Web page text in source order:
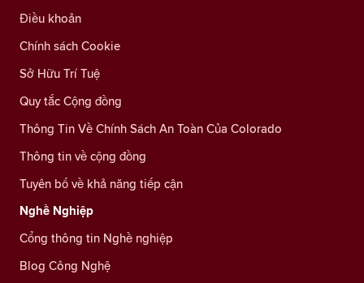
Điều khoản
Chính sách Cookie
Sở Hữu Trí Tuệ
Quy tắc Cộng đồng
Thông Tin Về Chính Sách An Toàn Của Colorado
Thông tin về cộng đồng
Tuyên bố về khả năng tiếp cận
Nghề Nghiệp
Cổng thông tin Nghề nghiệp
Blog Công Nghệ